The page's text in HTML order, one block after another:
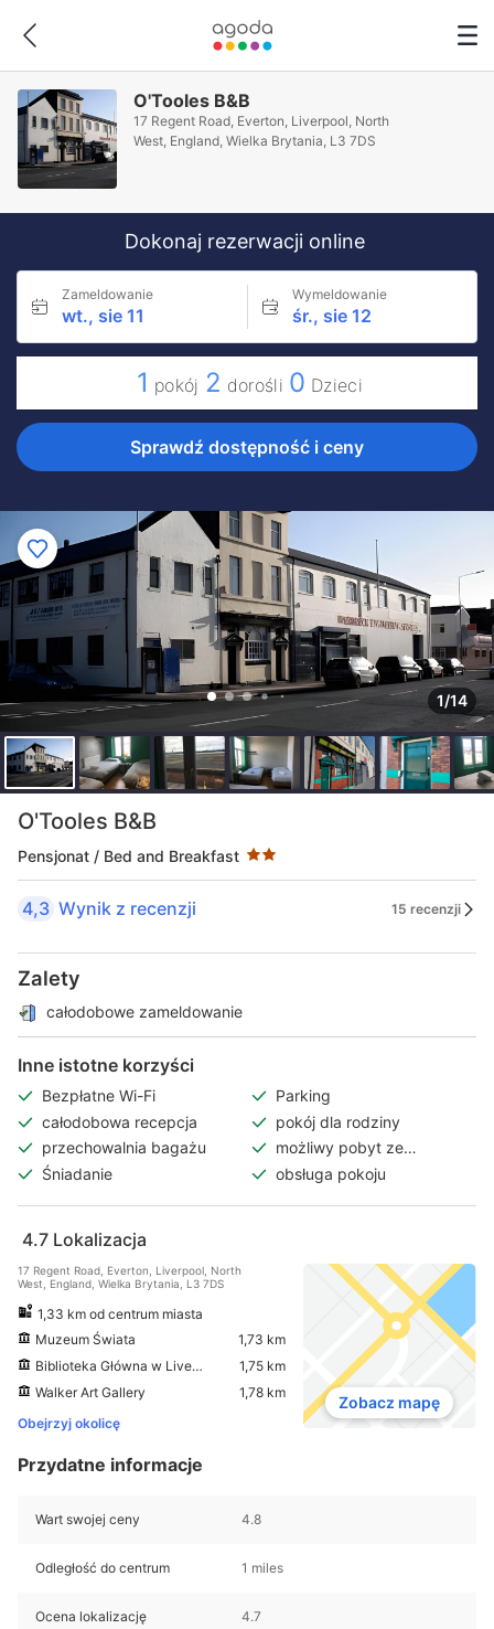
O'Tooles B&B
17 Regent Road, Everton, Liverpool, North
West, England, Wielka Brytania, L3 7DS
Dokonaj rezerwacji online
Zameldowanie
wt., sie 11
Wymeldowanie
śr., sie 12
1 pokój 2 dorośli 0 Dzieci
Sprawdź dostępność i ceny
1/14
O'Tooles B&B
Pensjonat / Bed and Breakfast
Liczba gwiazdek: 2
4,3 Wynik z recenzji 15 recenzji
Zalety
całodobowe zameldowanie
Inne istotne korzyści
Bezpłatne Wi-Fi
Parking
całodobowa recepcja
pokój dla rodziny
przechowalnia bagażu
możliwy pobyt ze
zwierzętami
Śniadanie obsługa pokoju
4.7 Lokalizacja
17 Regent Road, Everton, Liverpool, North
West, England, Wielka Brytania, L3 7DS
1,33 km od centrum miasta
Muzeum Świata
1,73 km
Biblioteka Główna w Liverpoolu
1,75 km
Walker Art Gallery
1,78 km
Obejrzyj okolicę
Zobacz mapę
Przydatne informacje
Wart swojej ceny 4.8
Odległość do centrum 1 miles
Ocena lokalizację 4.7